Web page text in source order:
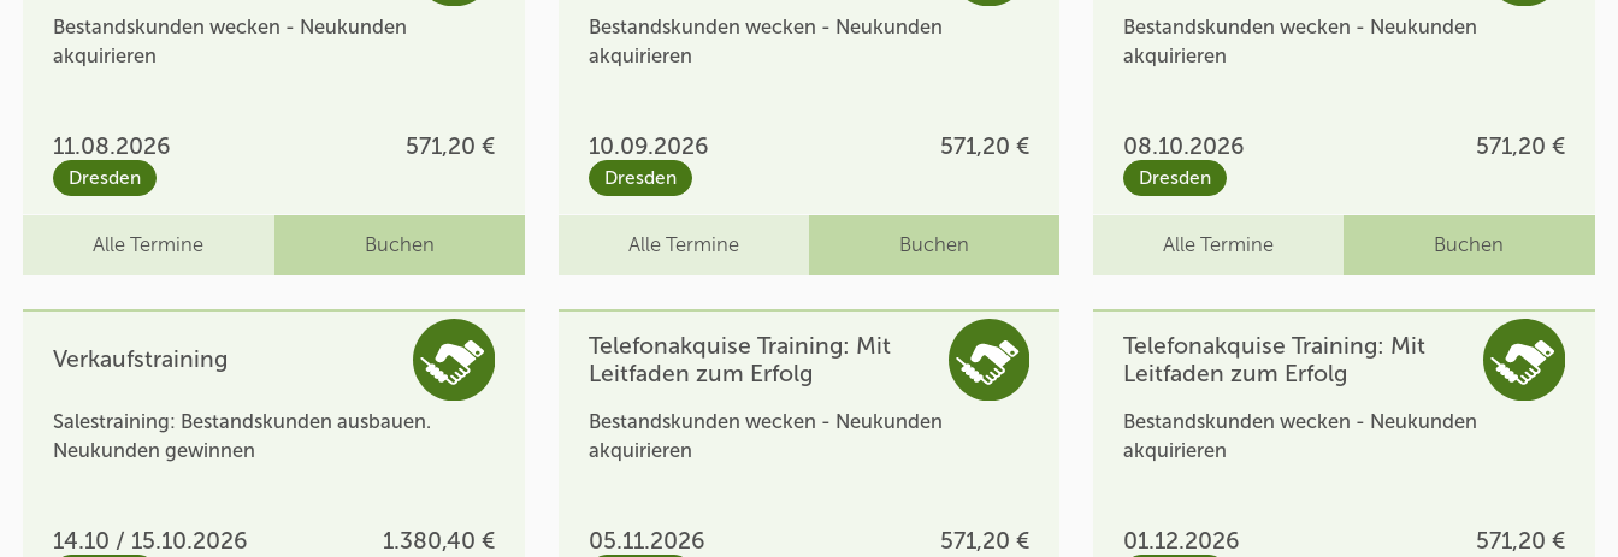
Bestandskunden wecken - Neukunden
akquirieren
11.08.2026 571,20 €
Dresden
Alle Termine Buchen
Bestandskunden wecken - Neukunden
akquirieren
10.09.2026 571,20 €
Dresden
Alle Termine Buchen
Bestandskunden wecken - Neukunden
akquirieren
08.10.2026 571,20 €
Dresden
Alle Termine Buchen
Verkaufstraining
Salestraining: Bestandskunden ausbauen.
Neukunden gewinnen
14.10 / 15.10.2026 1.380,40 €
Telefonakquise Training: Mit
Leitfaden zum Erfolg
Bestandskunden wecken - Neukunden
akquirieren
05.11.2026 571,20 €
Telefonakquise Training: Mit
Leitfaden zum Erfolg
Bestandskunden wecken - Neukunden
akquirieren
01.12.2026 571,20 €